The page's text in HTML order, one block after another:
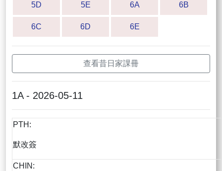
5D 5E 6A 6B
6C 6D 6E
查看昔日家課冊
1A - 2026-05-11
PTH:
默改簽
CHIN: